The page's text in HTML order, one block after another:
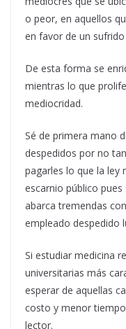
o peor, en aquellos
en favor de un
De esta forma se
mientras lo que
mediocridad.
Sé de primera mano
despedidos por no
pagarles lo que la ley
escarnio público
abarca tremendas
empleado despedido
Si estudiar medicina
universitarias más
esperar de aquellas
costo y menor
lector.